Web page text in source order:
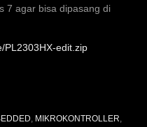
7 agar bisa dipasang di
PL2303HX-edit.zip
MIKROKONTROLLER